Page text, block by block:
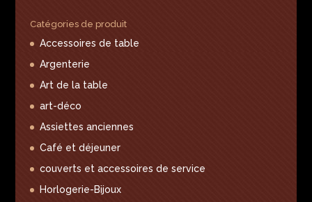
Catégories de produit
Accessoires de table
Argenterie
Art de la table
art-déco
Assiettes anciennes
Café et déjeuner
couverts et accessoires de service
Horlogerie-Bijoux